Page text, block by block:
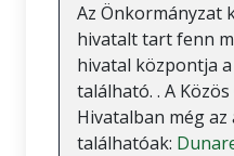
Az Önkormányzat
hivatalt tart fenn
hivatal központja
található. . A
Hivatalban még
találhatóak: